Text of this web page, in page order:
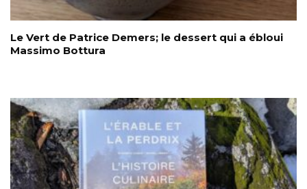
Le Vert de Patrice Demers; le dessert qui a ébloui
Massimo Bottura